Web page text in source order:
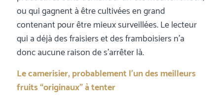
ou qui gagnent à être cultivées en grand
contenant pour être mieux surveillées. Le lecteur
qui a déjà des fraisiers et des framboisiers n’a
donc aucune raison de s’arrêter là.
Le camerisier, probablement l’un des meilleurs
fruits “originaux” à tenter